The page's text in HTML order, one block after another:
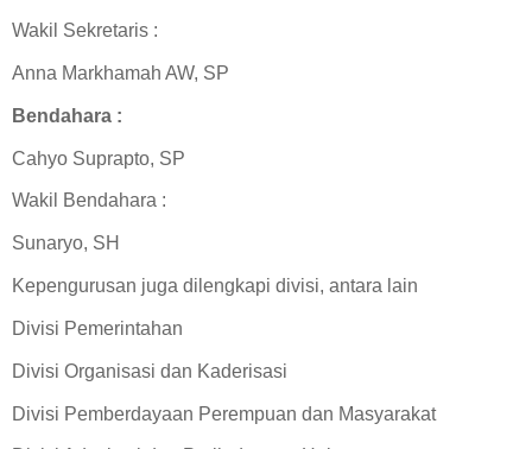
Wakil Sekretaris :
Anna Markhamah AW, SP
Bendahara :
Cahyo Suprapto, SP
Wakil Bendahara :
Sunaryo, SH
Kepengurusan juga dilengkapi divisi, antara lain
Divisi Pemerintahan
Divisi Organisasi dan Kaderisasi
Divisi Pemberdayaan Perempuan dan Masyarakat